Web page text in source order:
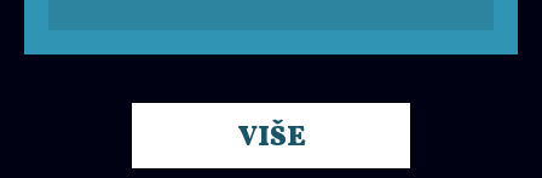
besplatno
VIŠE